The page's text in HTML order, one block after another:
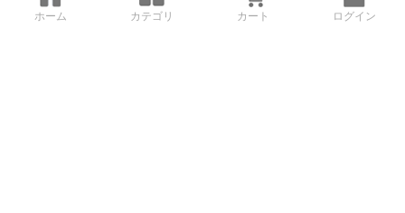
ホーム カテゴリ カート ログイン